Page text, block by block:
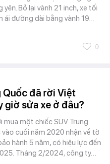
yên. Bỏ lại vành 21 inch, xe tối
ái đường dài bằng vành 19…
0
Quốc đã rời Việt
giờ sửa xe ở đâu?
mua một chiếc SUV Trung
vào cuối năm 2020 nhận về tờ
hành 5 năm, có hiệu lực đến
Tháng 2/2024, công ty…